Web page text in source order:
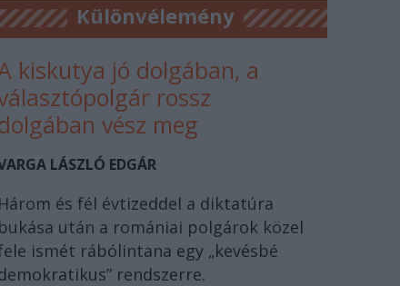
Különvélemény
kiskutya jó dolgában, a
rossz
vész meg
LÁSZLÓ EDGÁR
Három és fél évtizeddel a diktatúra
bukása után a romániai polgárok közel
ismét rábólintana egy „kevésbé
rendszerre.